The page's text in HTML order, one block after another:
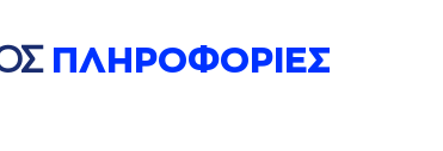
ΠΛΗΡΟΦΟΡΙΕΣ